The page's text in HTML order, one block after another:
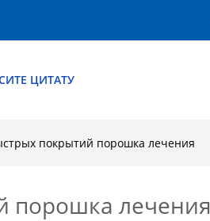
ЦИТАТУ
покрытий порошка лечения
порошка лечения